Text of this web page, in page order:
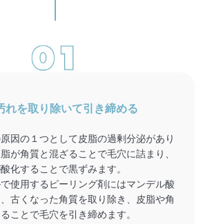
れを取り除いて引き締める
因の１つとして皮脂の過剰分泌があり
が角質と混ざることで毛穴に詰まり、
化することで黒ずみます。
使用するピーリング剤にはマンデル酸
古くなった角質を取り除き、皮脂や角
ことで毛穴を引き締めます。